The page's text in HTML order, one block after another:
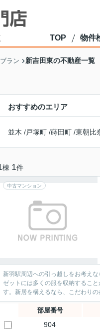
TOP 物件
ラン 新吉田東の不動産一覧
おすすめのエリア
並木 /戸塚町 /蒔田町 /東朝比
棟 1件
中古マンション
新羽駅周辺への引っ越しをお考え
ゼットには多くの服を収納するこ
す。新居を構えるなら、こだわり
部屋番号
904